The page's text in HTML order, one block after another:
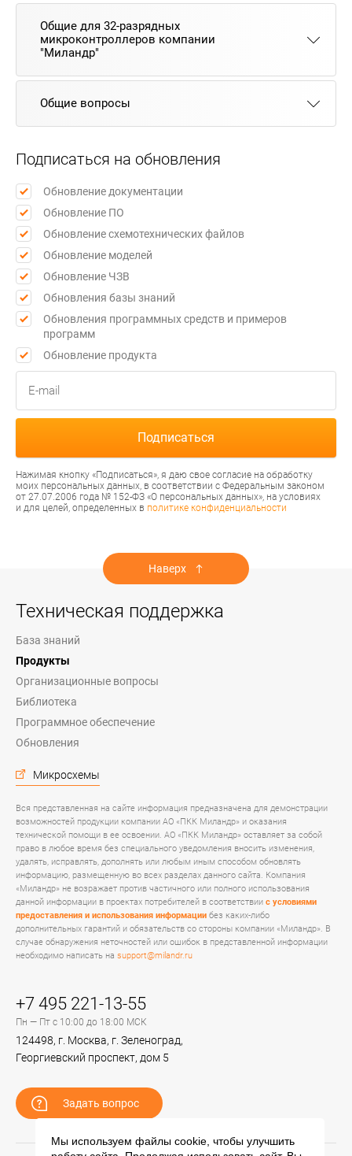
Общие для 32-разрядных
микроконтроллеров компании
"Миландр"
Общие вопросы
Подписаться на обновления
Обновление документации
Обновление ПО
Обновление схемотехнических файлов
Обновление моделей
Обновление ЧЗВ
Обновления базы знаний
Обновления программных средств и примеров
программ
Обновление продукта
Нажимая кнопку «Подписаться», я даю свое согласие на обработку
моих персональных данных, в соответствии с Федеральным законом
от 27.07.2006 года № 152-ФЗ «О персональных данных», на условиях
и для целей, определенных в политике конфиденциальности
Наверх
Техническая поддержка
База знаний
Продукты
Организационные вопросы
Библиотека
Программное обеспечение
Обновления
Микросхемы
Вся представленная на сайте информация предназначена для демонстрации
возможностей продукции компании АО «ПКК Миландр» и оказания
технической помощи в ее освоении. АО «ПКК Миландр» оставляет за собой
право в любое время без специального уведомления вносить изменения,
удалять, исправлять, дополнять или любым иным способом обновлять
информацию, размещенную во всех разделах данного сайта. Компания
«Миландр» не возражает против частичного или полного использования
данной информации в проектах потребителей в соответствии с условиями
предоставления и использования информации без каких-либо
дополнительных гарантий и обязательств со стороны компании «Миландр». В
случае обнаружения неточностей или ошибок в представленной информации
необходимо написать на support@milandr.ru
+7 495 221-13-55
Пн — Пт с 10:00 до 18:00 МСК
124498, г. Москва, г. Зеленоград,
Георгиевский проспект, дом 5
Задать вопрос
Мы используем файлы cookie, чтобы улучшить